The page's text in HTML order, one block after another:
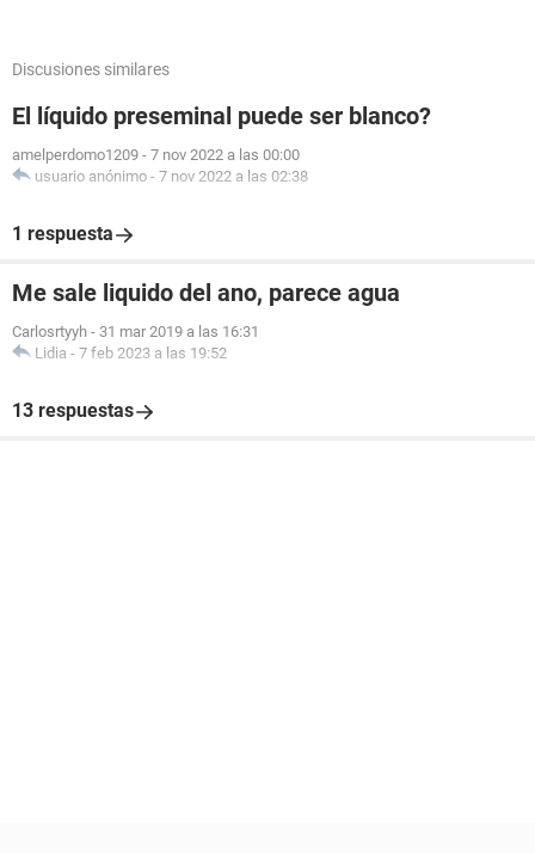
Discusiones similares
El líquido preseminal puede ser blanco?
amelperdomo1209 - 7 nov 2022 a las 00:00
usuario anónimo - 7 nov 2022 a las 02:38
1 respuesta
Me sale liquido del ano, parece agua
Carlosrtyyh - 31 mar 2019 a las 16:31
Lidia - 7 feb 2023 a las 19:52
13 respuestas